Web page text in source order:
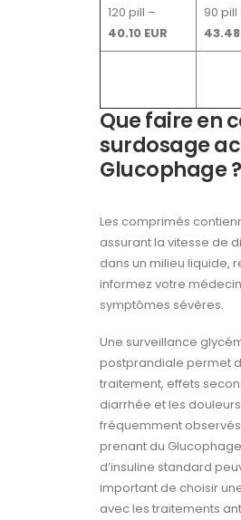
120 pill –
40.10 EUR
90 pill
43.48
Que faire en
surdosage
Glucophage ?
Les comprimés
assurant la vitesse de
dans un milieu liquide,
informez votre
symptômes sévères.
Une surveillance
postprandiale permet
traitement, effets
diarrhée et les
fréquemment
prenant du
d’insuline standard
important de choisir
avec les traitements